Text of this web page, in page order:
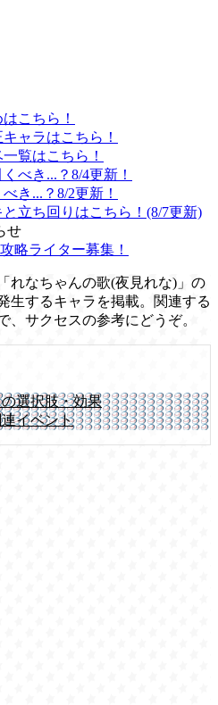
こちら！
ャラはこちら！
覧はこちら！
べき...？8/4更新！
き...？8/2更新！
立ち回りはこちら！(8/7更新)
せ
略ライター募集！
れなちゃんの歌(夜見れな)」の
生するキャラを掲載。関連する
、サクセスの参考にどうぞ。
選択肢・効果
イベント